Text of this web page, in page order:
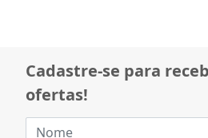
Cadastre-se para
ofertas!